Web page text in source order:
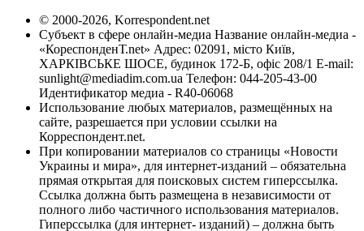
© 2000-2026, Korrespondent.net
Субъект в сфере онлайн-медиа Название онлайн-медиа -
«КореспонденТ.net» Адрес: 02091, місто Київ,
ХАРКІВСЬКЕ ШОСЕ, будинок 172-Б, офіс 208/1 E-mail:
sunlight@mediadim.com.ua Телефон: 044-205-43-00
Идентификатор медиа - R40-06068
Использование любых материалов, размещённых на
сайте, разрешается при условии ссылки на
Корреспондент.net.
При копировании материалов со страницы «Новости
Украины и мира», для интернет-изданий – обязательна
прямая открытая для поисковых систем гиперссылка.
Ссылка должна быть размещена в независимости от
полного либо частичного использования материалов.
Гиперссылка (для интернет- изданий) – должна быть